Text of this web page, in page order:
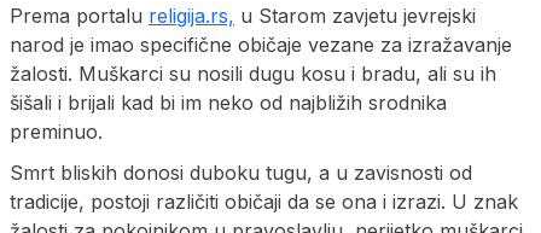
Prema portalu religija.rs, u Starom zavjetu jevrejski
narod je imao specifične običaje vezane za izražavanje
žalosti. Muškarci su nosili dugu kosu i bradu, ali su ih
šišali i brijali kad bi im neko od najbližih srodnika
preminuo.
Smrt bliskih donosi duboku tugu, a u zavisnosti od
tradicije, postoji različiti običaji da se ona i izrazi. U znak